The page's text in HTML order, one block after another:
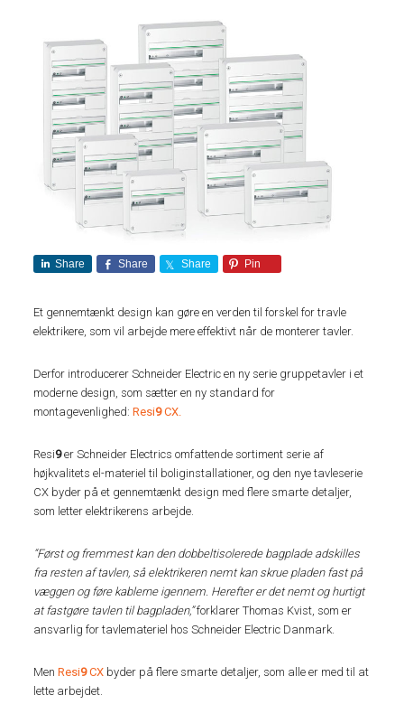
Share Share Share Pin
Et gennemtænkt design kan gøre en verden til forskel for travle
elektrikere, som vil arbejde mere effektivt når de monterer tavler.
Derfor introducerer Schneider Electric en ny serie gruppetavler i et
moderne design, som sætter en ny standard for
montagevenlighed:Resi9CX.
Resi9er Schneider Electrics omfattende sortiment serie af
højkvalitets el-materiel til boliginstallationer, og den nye tavleserie
CX byder på et gennemtænkt design med flere smarte detaljer,
som letter elektrikerens arbejde.
“Først og fremmest kan den dobbeltisolerede bagplade adskilles
fra resten af tavlen, så elektrikeren nemt kan skrue pladen fast på
væggen og føre kablerne igennem. Herefter er det nemt og hurtigt
at fastgøre tavlen til bagpladen,”forklarer Thomas Kvist, som er
ansvarlig for tavlemateriel hos Schneider Electric Danmark.
MenResi9CX byder på flere smarte detaljer, som alle er med til at
lette arbejdet.